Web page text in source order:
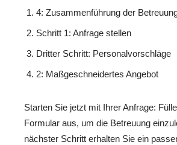
4: Zusammenführung der
Schritt 1: Anfrage stellen
Dritter Schritt: Personalvorschläge
2: Maßgeschneidertes Angebot
Starten Sie jetzt mit Ihrer Anfrage:
Formular aus, um die Betreuung
nächster Schritt erhalten Sie ein